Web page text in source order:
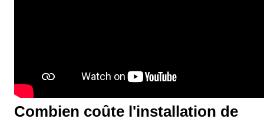
Combien coûte l'installation de